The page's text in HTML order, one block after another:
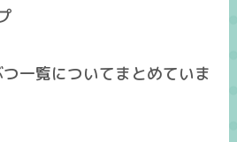
つ一覧についてまとめていま